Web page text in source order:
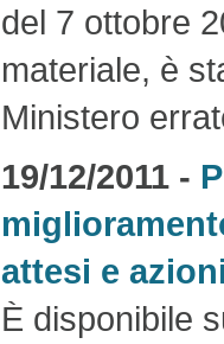
del 7 ottobre
materiale, è
Ministero
19/12/2011 -
attesi e
È disponibile